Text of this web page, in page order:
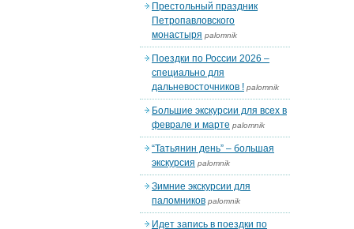
Престольный праздник
Петропавловского
монастыря palomnik
Поездки по России 2026 –
специально для
дальневосточников ! palomnik
Большие экскурсии для всех в
феврале и марте palomnik
“Татьянин день” – большая
экскурсия palomnik
Зимние экскурсии для
паломников palomnik
Идет запись в поездки по